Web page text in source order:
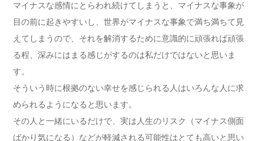
マイナスな感情にとらわれ続けてしまうと、マイナスな事象が
目の前に起きやすいし、世界がマイナスな事象で満ち満ちて見
えてしまうので、それを解消するために意識的に頑張れば頑張
る程、深みにはまる感じがするのは私だけではないと思いま
す。
そういう時に根拠のない幸せを感じられる人はいろんな人に求
められるようになると思います。
その人と一緒にいるだけで、実は人生のリスク（マイナス側面
ばかり気になる）などが軽減される可能性はとても高いと思い